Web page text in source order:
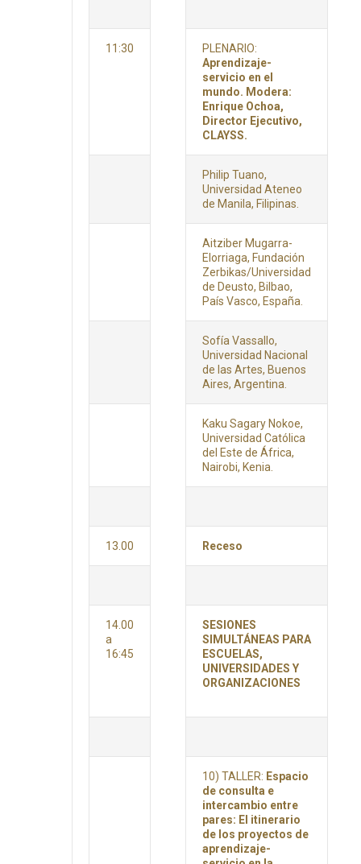
11:30
PLENARIO:
Aprendizaje-
servicio en el
mundo. Modera:
Enrique Ochoa,
Director Ejecutivo,
CLAYSS.
Philip Tuano,
Universidad Ateneo
de Manila, Filipinas.
Aitziber Mugarra-
Elorriaga, Fundación
Zerbikas/Universidad
de Deusto, Bilbao,
País Vasco, España.
Sofía Vassallo,
Universidad Nacional
de las Artes, Buenos
Aires, Argentina.
Kaku Sagary Nokoe,
Universidad Católica
del Este de África,
Nairobi, Kenia.
13.00 Receso
14.00
a
16:45
SESIONES
SIMULTÁNEAS PARA
ESCUELAS,
UNIVERSIDADES Y
ORGANIZACIONES
10) TALLER: Espacio
de consulta e
intercambio entre
pares: El itinerario
de los proyectos de
aprendizaje-